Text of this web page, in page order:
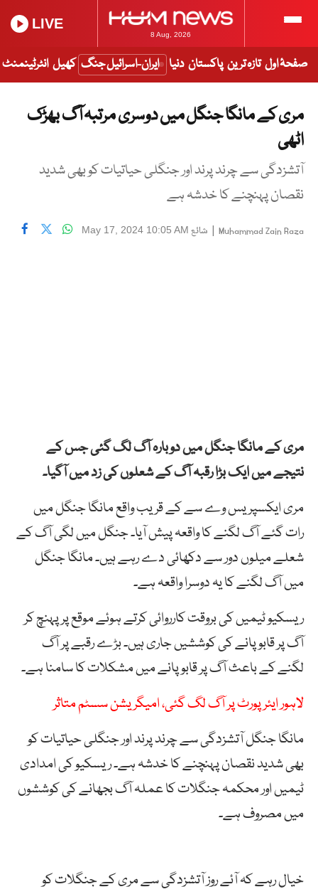
8 Aug, 2026
LIVE
صفحۂ اول تازہ ترین پاکستان دنیا ایران-اسرائیل جنگ کھیل انٹرٹینمنٹ
مری کے مانگا جنگل میں دوسری مرتبہ آگ بھڑک
اٹھی
آتشزدگی سے چرند پرند اور جنگلی حیاتیات کو بھی شدید
نقصان پہنچنے کا خدشہ ہے
Muhammad Zain Raza
| شائع May 17, 2024 10:05 AM
مری کے مانگا جنگل میں دوبارہ آگ لگ گئی جس کے
نتیجے میں ایک بڑا رقبہ آگ کے شعلوں کی زد میں آگیا۔
مری ایکسپریس وے سے کے قریب واقع مانگا جنگل میں
رات گئے آگ لگنے کا واقعہ پیش آیا۔ جنگل میں لگی آگ کے
شعلے میلوں دور سے دکھائی دے رہے ہیں۔ مانگا جنگل
میں آگ لگنے کا یہ دوسرا واقعہ ہے۔
ریسکیو ٹیمیں کی بروقت کارروائی کرتے ہوئے موقع پر پہنچ کر
آگ پر قابو پانے کی کوششیں جاری ہیں۔ بڑے رقبے پر آگ
لگنے کے باعث آگ پر قابو پانے میں مشکلات کا سامنا ہے۔
لاہور ایئرپورٹ پر آگ لگ گئی، امیگریشن سسٹم متاثر
مانگا جنگل آتشزدگی سے چرند پرند اور جنگلی حیاتیات کو
بھی شدید نقصان پہنچنے کا خدشہ ہے۔ ریسکیو کی امدادی
ٹیمیں اور محکمہ جنگلات کا عملہ آگ بجھانے کی کوششوں
میں مصروف ہے۔
خیال رہے کہ آئے روز آتشزدگی سے مری کے جنگلات کو